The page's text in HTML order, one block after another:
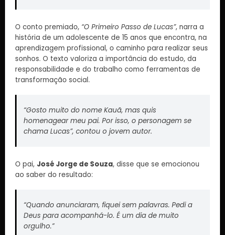
O conto premiado, “O Primeiro Passo de Lucas”, narra a
história de um adolescente de 15 anos que encontra, na
aprendizagem profissional, o caminho para realizar seus
sonhos. O texto valoriza a importância do estudo, da
responsabilidade e do trabalho como ferramentas de
transformação social.
“Gosto muito do nome Kauã, mas quis
homenagear meu pai. Por isso, o personagem se
chama Lucas”, contou o jovem autor.
O pai, José Jorge de Souza, disse que se emocionou
ao saber do resultado:
“Quando anunciaram, fiquei sem palavras. Pedi a
Deus para acompanhá-lo. É um dia de muito
orgulho.”